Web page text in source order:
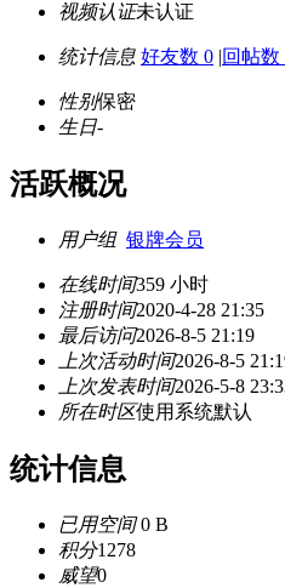
视频认证未认证
统计信息 好友数 0 |回帖数
性别保密
生日-
活跃概况
用户组 银牌会员
在线时间359 小时
注册时间2020-4-28 21:35
最后访问2026-8-5 21:19
上次活动时间2026-8-5
上次发表时间2026-5-8
所在时区使用系统默认
统计信息
已用空间0 B
积分1278
威望0